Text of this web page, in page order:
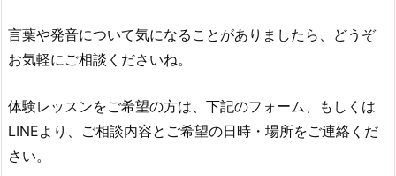
言葉や発音について気になることがありましたら、どうぞ
お気軽にご相談くださいね。
体験レッスンをご希望の方は、下記のフォーム、もしくは
LINEより、ご相談内容とご希望の日時・場所をご連絡くだ
さい。